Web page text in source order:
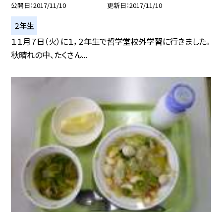
公開日 2017/11/10 更新日 2017/11/10
２年生
１１月７日（火）に１，２年生で哲学堂校外学習に行きました。
秋晴れの中、たくさん...